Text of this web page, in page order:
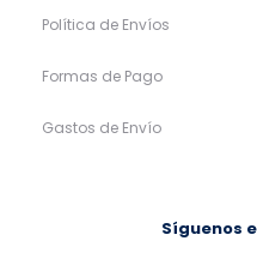
Política de Envíos
Formas de Pago
Gastos de Envío
Síguenos